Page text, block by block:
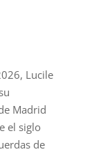
Lucile
Madrid
el siglo
de